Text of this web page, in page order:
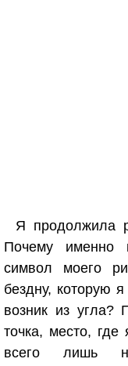
Я продолжила
Почему
символ моего
бездну, которую
возник из
точка, место, где
всего лишь